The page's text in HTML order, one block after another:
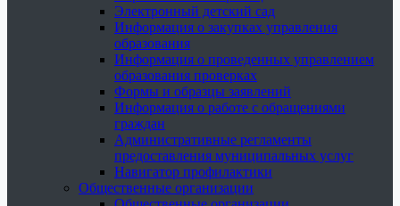
Электронный детский сад
Информация о закупках управления
образования
Информация о проведенных управлением
образования проверках
Формы и образцы заявлений
Информация о работе с обращениями
граждан
Административные регламенты
предоставления муниципальных услуг
Навигатор профилактики
Общественные организации